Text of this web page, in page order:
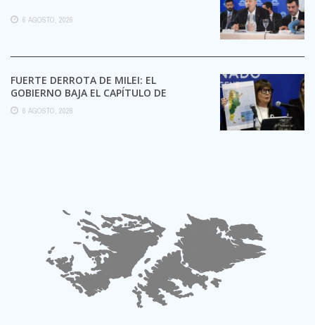
6 AGOSTO, 2026
FUERTE DERROTA DE MILEI: EL
GOBIERNO BAJA EL CAPÍTULO DE
EXTRANJERIZACIÓN DE TIERRAS
6 AGOSTO, 2026